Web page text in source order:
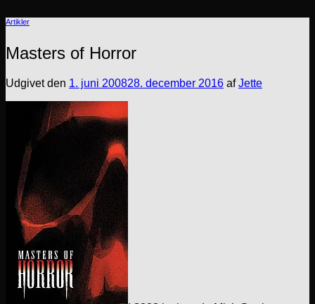
Artikler
Masters of Horror
Udgivet den 1. juni 200828. december 2016 afJette